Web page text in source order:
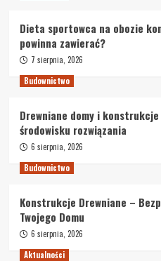
Dieta sportowca na obozie
powinna zawierać?
7 sierpnia, 2026
Budownictwo
Drewniane domy i
środowisku rozwiązania
6 sierpnia, 2026
Budownictwo
Konstrukcje Drewniane –
Twojego Domu
6 sierpnia, 2026
Aktualności